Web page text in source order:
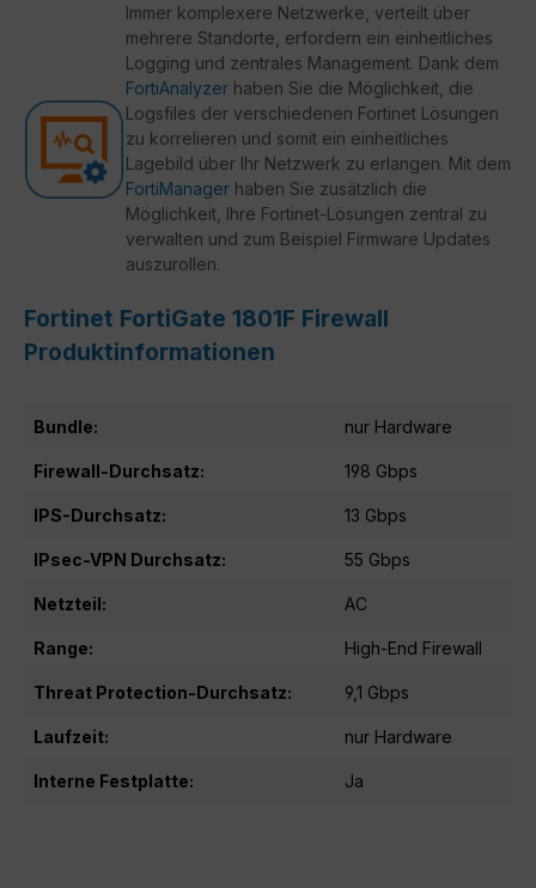
Immer komplexere Netzwerke, verteilt über
mehrere Standorte, erfordern ein einheitliches
Logging und zentrales Management. Dank dem
FortiAnalyzer haben Sie die Möglichkeit, die
Logsfiles der verschiedenen Fortinet Lösungen
zu korrelieren und somit ein einheitliches
Lagebild über Ihr Netzwerk zu erlangen. Mit dem
FortiManager haben Sie zusätzlich die
Möglichkeit, Ihre Fortinet-Lösungen zentral zu
verwalten und zum Beispiel Firmware Updates
auszurollen.
Fortinet FortiGate 1801F Firewall
Produktinformationen
Bundle: nur Hardware
Firewall-Durchsatz: 198 Gbps
IPS-Durchsatz: 13 Gbps
IPsec-VPN Durchsatz: 55 Gbps
Netzteil: AC
Range: High-End Firewall
Threat Protection-Durchsatz: 9,1 Gbps
Laufzeit: nur Hardware
Interne Festplatte: Ja